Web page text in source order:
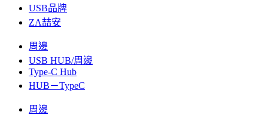
USB品牌
ZA喆安
周邊
USB HUB/周邊
Type-C Hub
HUB－TypeC
周邊